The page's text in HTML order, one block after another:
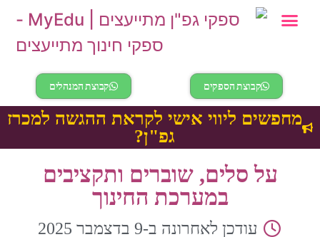
קבוצת הספקים קבוצת המנהלים
מחפשים ליווי אישי לקראת ההגשה למכרז
גפ"ן?
על סלים, שוברים ותקציבים
במערכת החינוך
עודכן לאחרונה ב-9 בדצמבר 2025